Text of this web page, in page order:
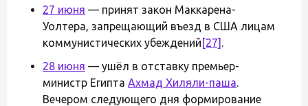
27 июня — принят закон Маккарена-
Уолтера, запрещающий въезд в США лицам
коммунистических убеждений [27] .
28 июня — ушёл в отставку премьер-
министр Египта Ахмад Хиляли-паша.
Вечером следующего дня формирование